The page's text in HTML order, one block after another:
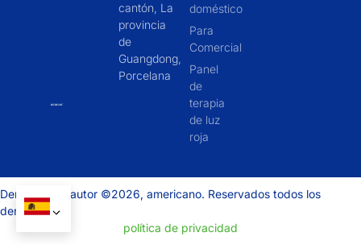
cantón, La
provincia
de
Guangdong,
Porcelana
doméstico
Para
Comercial
Panel
de
terapia
de luz
roja
Derechos de autor ©2026, americano. Reservados todos los
derechos.
política de privacidad